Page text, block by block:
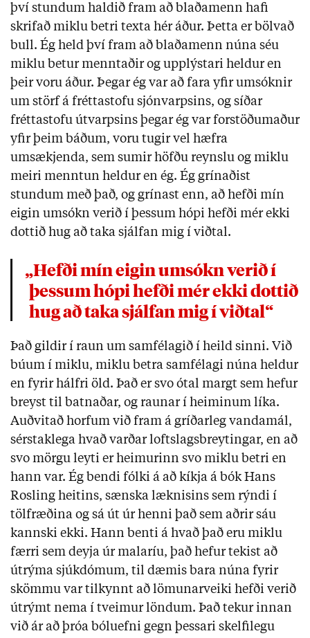
því stundum haldið fram að blaðamenn hafi
skrifað miklu betri texta hér áður. Þetta er bölvað
bull. Ég held því fram að blaðamenn núna séu
miklu betur menntaðir og upplýstari heldur en
þeir voru áður. Þegar ég var að fara yfir umsóknir
um störf á fréttastofu sjónvarpsins, og síðar
fréttastofu útvarpsins þegar ég var forstöðumaður
yfir þeim báðum, voru tugir vel hæfra
umsækjenda, sem sumir höfðu reynslu og miklu
meiri menntun heldur en ég. Ég grínaðist
stundum með það, og grínast enn, að hefði mín
eigin umsókn verið í þessum hópi hefði mér ekki
dottið hug að taka sjálfan mig í viðtal.
„Hefði mín eigin umsókn verið í
þessum hópi hefði mér ekki dottið
hug að taka sjálfan mig í viðtal“
Það gildir í raun um samfélagið í heild sinni. Við
búum í miklu, miklu betra samfélagi núna heldur
en fyrir hálfri öld. Það er svo ótal margt sem hefur
breyst til batnaðar, og raunar í heiminum líka.
Auðvitað horfum við fram á gríðarleg vandamál,
sérstaklega hvað varðar loftslagsbreytingar, en að
svo mörgu leyti er heimurinn svo miklu betri en
hann var. Ég bendi fólki á að kíkja á bók Hans
Rosling heitins, sænska læknisins sem rýndi í
tölfræðina og sá út úr henni það sem aðrir sáu
kannski ekki. Hann benti á hvað það eru miklu
færri sem deyja úr malaríu, það hefur tekist að
útrýma sjúkdómum, til dæmis bara núna fyrir
skömmu var tilkynnt að lömunarveiki hefði verið
útrýmt nema í tveimur löndum. Það tekur innan
við ár að þróa bóluefni gegn þessari skelfilegu